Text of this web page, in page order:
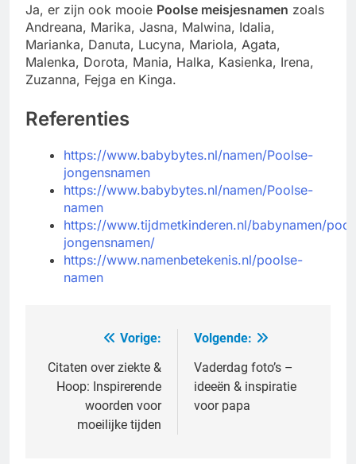
Ja, er zijn ook mooie Poolse meisjesnamen zoals
Andreana, Marika, Jasna, Malwina, Idalia,
Marianka, Danuta, Lucyna, Mariola, Agata,
Malenka, Dorota, Mania, Halka, Kasienka, Irena,
Zuzanna, Fejga en Kinga.
Referenties
https://www.babybytes.nl/namen/Poolse-
jongensnamen
https://www.babybytes.nl/namen/Poolse-
namen
https://www.tijdmetkinderen.nl/babynamen/
jongensnamen/
https://www.namenbetekenis.nl/poolse-
namen
navigatie
Vorige:
Citaten over ziekte &
Hoop: Inspirerende
woorden voor
moeilijke tijden
Volgende:
Vaderdag foto’s –
ideeën & inspiratie
voor papa